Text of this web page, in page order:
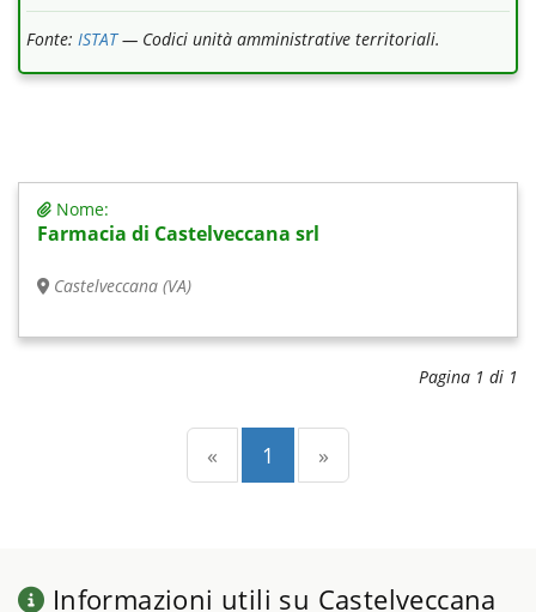
Fonte: ISTAT— Codici unità amministrative territoriali.
Nome:
Farmacia di Castelveccana srl
Castelveccana (VA)
Pagina 1 di 1
« Precedente
1 (current)
»
Informazioni utili su Castelveccana